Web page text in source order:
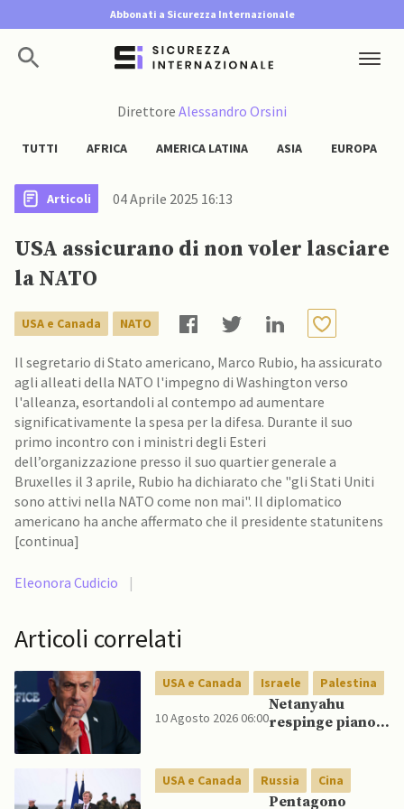
Abbonati a Sicurezza Internazionale
Direttore Alessandro Orsini
TUTTI AFRICA AMERICA LATINA ASIA EUROPA
Articoli 04 Aprile 2025 16:13
USA assicurano di non voler lasciare
la NATO
USA e Canada NATO
Il segretario di Stato americano, Marco Rubio, ha assicurato
agli alleati della NATO l'impegno di Washington verso
l'alleanza, esortandoli al contempo ad aumentare
significativamente la spesa per la difesa. Durante il suo
primo incontro con i ministri degli Esteri
dell’organizzazione presso il suo quartier generale a
Bruxelles il 3 aprile, Rubio ha dichiarato che "gli Stati Uniti
sono attivi nella NATO come non mai". Il diplomatico
americano ha anche affermato che il presidente statunitens
[continua]
Eleonora Cudicio |
Articoli correlati
USA e Canada Israele Palestina
10 Agosto 2026 06:00
Netanyahu
respinge piano
“Nessun ritiro
finché Hamas
USA e Canada Russia Cina
Pentagono